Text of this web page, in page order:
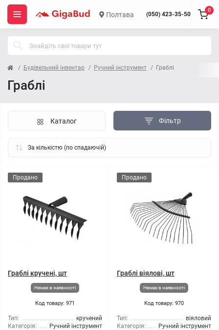
Полтава (050) 423-35-50
0
Будівельний інвентар Ручний інструмент Граблі
Граблі
Фільтр
Каталог
Продано
Граблі кручені, шт
Немає в наявності
Код товару: 971
Тип:
кручений
Категорія:
Ручний інструмент
Продано
Граблі віялові, шт
Немає в наявності
Код товару: 970
Тип:
віяловий
Категорія:
Ручний інструмент